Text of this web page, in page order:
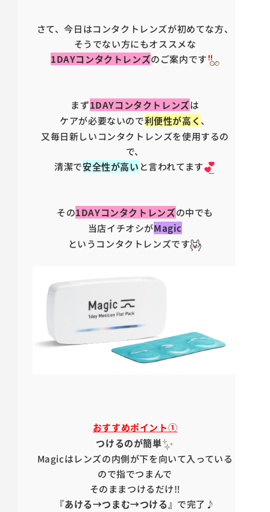
さて、今日はコンタクトレンズが初めてな方、
そうでない方にもオススメな
1DAYコンタクトレンズのご案内です
まず1DAYコンタクトレンズは
ケアが必要ないので利便性が高く 、
又毎日新しいコンタクトレンズを使用するの
で、
清潔で安全性が高い と言われてます
その1DAYコンタクトレンズの中でも
当店イチオシがMagic
というコンタクトレンズです
おすすめポイント①
つけるのが簡単
Magicはレンズの内側が下を向いて入っている
ので指でつまんで
そのままつけるだけ‼
『あける→つまむ→つける』 で完了♪